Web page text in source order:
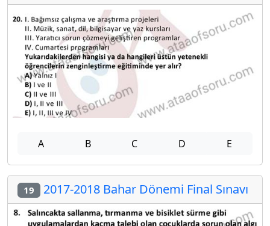
A B C D E
19 2017-2018 Bahar Dönemi Final Sınavı